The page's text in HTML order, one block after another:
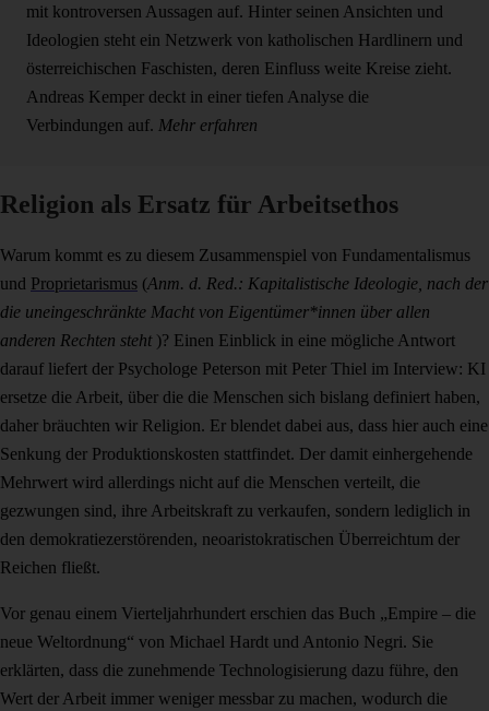
mit kontroversen Aussagen auf. Hinter seinen Ansichten und
Ideologien steht ein Netzwerk von katholischen Hardlinern und
österreichischen Faschisten, deren Einfluss weite Kreise zieht.
Andreas Kemper deckt in einer tiefen Analyse die
Verbindungen auf. Mehr erfahren
Religion als Ersatz für Arbeitsethos
Warum kommt es zu diesem Zusammenspiel von Fundamentalismus
und Proprietarismus (Anm. d. Red.: Kapitalistische Ideologie, nach der
die uneingeschränkte Macht von Eigentümer*innen über allen
anderen Rechten steht )? Einen Einblick in eine mögliche Antwort
darauf liefert der Psychologe Peterson mit Peter Thiel im Interview: KI
ersetze die Arbeit, über die die Menschen sich bislang definiert haben,
daher bräuchten wir Religion. Er blendet dabei aus, dass hier auch eine
Senkung der Produktionskosten stattfindet. Der damit einhergehende
Mehrwert wird allerdings nicht auf die Menschen verteilt, die
gezwungen sind, ihre Arbeitskraft zu verkaufen, sondern lediglich in
den demokratiezerstörenden, neoaristokratischen Überreichtum der
Reichen fließt.
Vor genau einem Vierteljahrhundert erschien das Buch „Empire – die
neue Weltordnung“ von Michael Hardt und Antonio Negri. Sie
erklärten, dass die zunehmende Technologisierung dazu führe, den
Wert der Arbeit immer weniger messbar zu machen, wodurch die